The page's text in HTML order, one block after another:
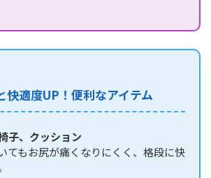
快適度UP！便利なアイテム
子、クッション
てもお尻が痛くなりにくく、格段に快